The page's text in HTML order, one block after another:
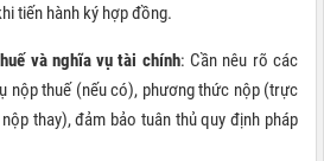
tiến hành ký hợp đồng.
và nghĩa vụ tài chính: Cần nêu rõ các
nộp thuế (nếu có), phương thức nộp (trực
thay), đảm bảo tuân thủ quy định pháp